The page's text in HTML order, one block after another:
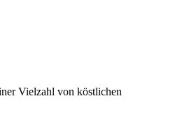
Vielzahl von köstlichen